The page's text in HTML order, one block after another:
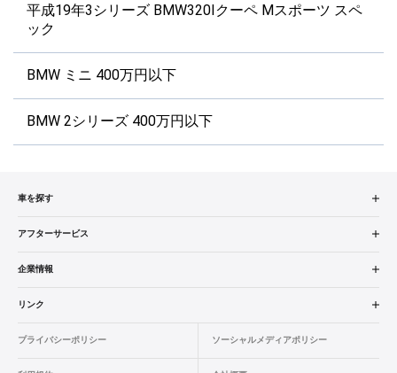
平成19年3シリーズ BMW320Iクーペ Mスポーツ スペ
ック
BMW ミニ 400万円以下
BMW 2シリーズ 400万円以下
車を探す
中古車検索
販売店検索
エリア別最新ニュース
品質と保証
アフターサービス
アフターサービス
車検／定期点検
コーティング
企業情報
企業概要
業績決算情報
リンク
ヤナセ認定中古車
プライバシーポリシー ソーシャルメディアポリシー